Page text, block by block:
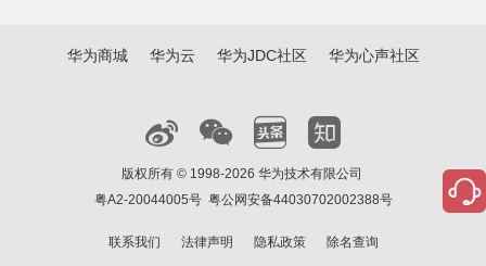
华为商城 华为云 华为JDC社区 华为心声社区
版权所有 © 1998-2026 华为技术有限公司
粤A2-20044005号 粤公网安备44030702002388号
联系我们 法律声明 隐私政策 除名查询